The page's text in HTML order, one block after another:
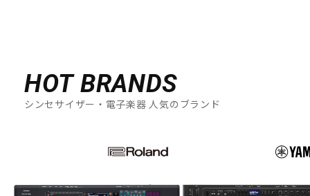
HOT BRANDS
シンセサイザー・電子楽器 人気のブランド